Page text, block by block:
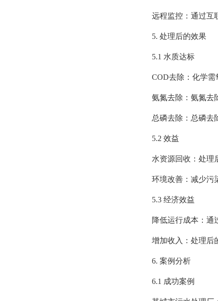
远程监控：通过互联
5. 处理后的效果
5.1 水质达标
COD去除：化学需
氨氮去除：氨氮去
总磷去除：总磷去
5.2 效益
水资源回收：处理后
环境改善：减少污染
5.3 经济效益
降低运行成本：通过
增加收入：处理后的
6. 案例分析
6.1 成功案例